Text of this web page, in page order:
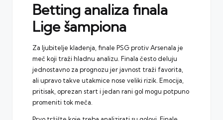
Betting analiza finala
Lige šampiona
Za ljubitelje klađenja, finale PSG protiv Arsenala je
meč koji traži hladnu analizu. Finala često deluju
jednostavno za prognozu jer javnost traži favorita,
ali upravo takve utakmice nose veliki rizik. Emocija,
pritisak, oprezan start i jedan rani gol mogu potpuno
promeniti tok meča.